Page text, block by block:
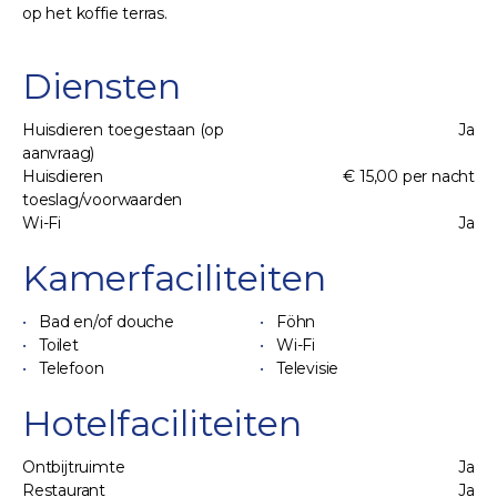
op het koffie terras.
Diensten
Huisdieren toegestaan (op
aanvraag)
Ja
Huisdieren
toeslag/voorwaarden
€ 15,00 per nacht
Wi-Fi Ja
Kamerfaciliteiten
Bad en/of douche
Föhn
Toilet
Wi-Fi
Telefoon
Televisie
Hotelfaciliteiten
Ontbijtruimte
Ja
Restaurant
Ja